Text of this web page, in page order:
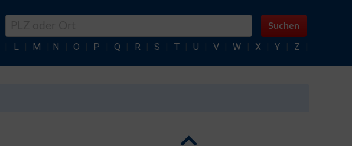
Suchen
L M N O P Q R S T U V W X Y Z